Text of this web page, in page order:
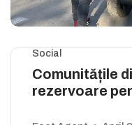
Social
Comunitățile
rezervoare